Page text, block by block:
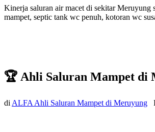
Kinerja saluran air macet di sekitar Meruyung
mampet, septic tank wc penuh, kotoran wc
🏆 Ahli Saluran Mampet di
di ALFA Ahli Saluran Mampet di Meruyung